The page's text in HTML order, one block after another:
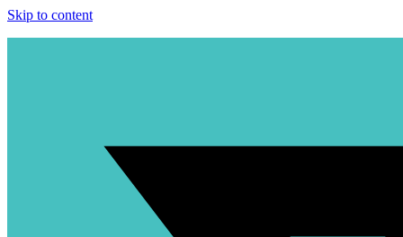
Skip to content